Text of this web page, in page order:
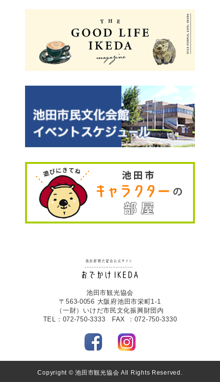
池田市観光協会
〒563-0056 大阪府池田市栄町1-1
（一財）いけだ市民文化振興財団内
TEL：072-750-3333 FAX ：072-750-3330
Copyright © 池田市観光協会 All Rights Reserved.